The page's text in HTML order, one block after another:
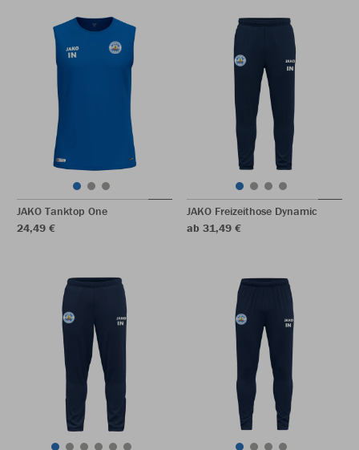
JAKO Tanktop One
24,49 €
JAKO Freizeithose Dynamic
ab 31,49 €